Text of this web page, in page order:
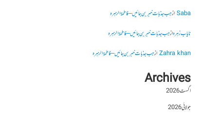
Sabaازجب جذبات خبر بن جائیں – فاطمۃالزہرہ
نایاب زہرہازجب جذبات خبر بن جائیں – فاطمۃالزہرہ
Zahra khanازجب جذبات خبر بن جائیں – فاطمۃالزہرہ
Archives
اگست 2026
جولائی 2026